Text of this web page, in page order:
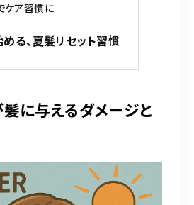
ケア習慣に
める、夏髪リセット習慣
に与えるダメージと